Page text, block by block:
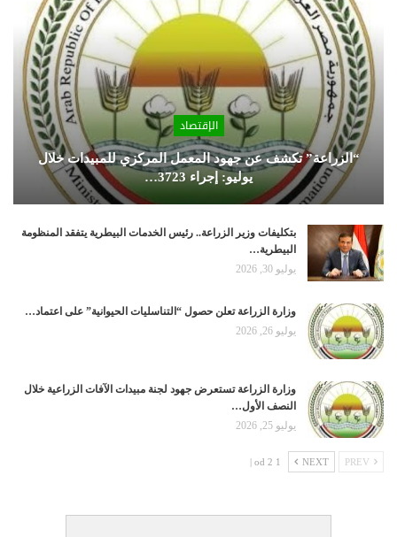
الإقتصاد
“الزراعة” تكشف عن جهود المعمل المركزي للمبيدات خلال
يوليو: إجراء 3723…
بتكليفات وزير الزراعة.. رئيس الخدمات البيطرية يتفقد المنظومة
البيطرية…
يوليو 30, 2026
وزارة الزراعة تعلن حصول “التناسليات الحيوانية” على اعتماد…
يوليو 26, 2026
وزارة الزراعة تستعرض جهود لجنة مبيدات الآفات الزراعية خلال
النصف الأول…
يوليو 25, 2026
NEXT
1 od 2 |